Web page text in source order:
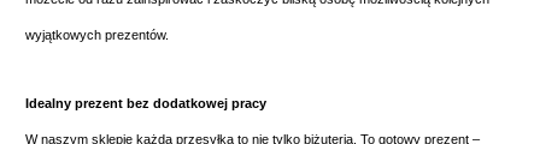
wyjątkowych prezentów.
Idealny prezent bez dodatkowej pracy
W naszym sklepie każda przesyłka to nie tylko biżuteria. To gotowy prezent –